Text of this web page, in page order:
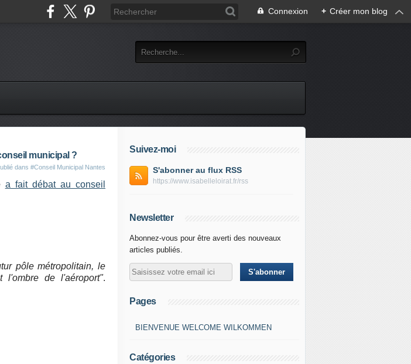
Connexion + Créer mon blog
municipal ?
dans #Conseil Municipal Nantes
a fait débat au conseil
pôle métropolitain, le
l'ombre de l'aéroport".
Suivez-moi
S'abonner au flux RSS
https://www.isabelleloirat.fr/rss
Newsletter
Abonnez-vous pour être averti des nouveaux
articles publiés.
Pages
BIENVENUE WELCOME WILKOMMEN
Catégories